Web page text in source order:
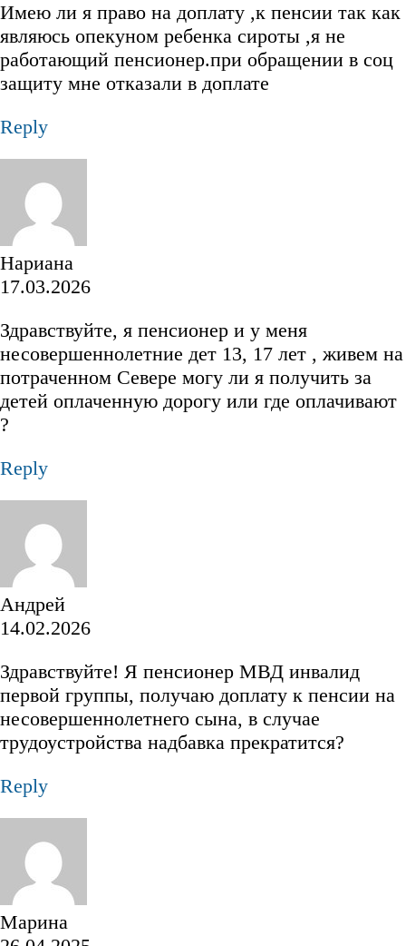
Имею ли я право на доплату ,к пенсии так как
являюсь опекуном ребенка сироты ,я не
работающий пенсионер.при обращении в соц
защиту мне отказали в доплате
Reply
Нариана
17.03.2026
Здравствуйте, я пенсионер и у меня
несовершеннолетние дет 13, 17 лет , живем на
потраченном Севере могу ли я получить за
детей оплаченную дорогу или где оплачивают
?
Reply
Андрей
14.02.2026
Здравствуйте! Я пенсионер МВД инвалид
первой группы, получаю доплату к пенсии на
несовершеннолетнего сына, в случае
трудоустройства надбавка прекратится?
Reply
Марина